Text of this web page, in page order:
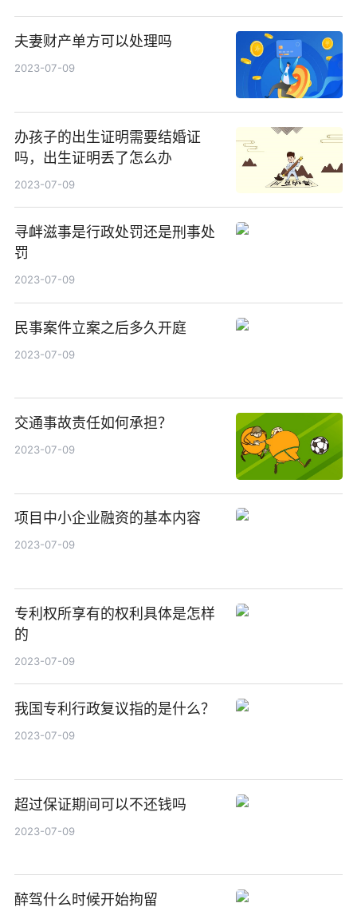
夫妻财产单方可以处理吗
2023-07-09
办孩子的出生证明需要结婚证
吗，出生证明丢了怎么办
2023-07-09
寻衅滋事是行政处罚还是刑事处
罚
2023-07-09
民事案件立案之后多久开庭
2023-07-09
交通事故责任如何承担？
2023-07-09
项目中小企业融资的基本内容
2023-07-09
专利权所享有的权利具体是怎样
的
2023-07-09
我国专利行政复议指的是什么？
2023-07-09
超过保证期间可以不还钱吗
2023-07-09
醉驾什么时候开始拘留